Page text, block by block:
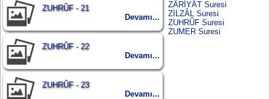
ZUHRÛF - 21
Devamı...
ZUHRÛF - 22
Devamı...
ZUHRÛF - 23
Devamı...
ZÂRİYÂT Suresi
ZİLZÂL Suresi
ZUHRÛF Suresi
ZUMER Suresi